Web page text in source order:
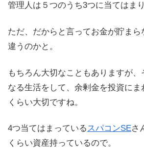
管理人は５つのうち3つに当てはまり
ただ、だからと言ってお金が貯まら
違うのかと。
もちろん大切なこともありますが、
なる生活をして、余剰金を投資にま
くらい大切ですね。
4つ当てはまっているスパコンSEさ
くらい資産持っているので。